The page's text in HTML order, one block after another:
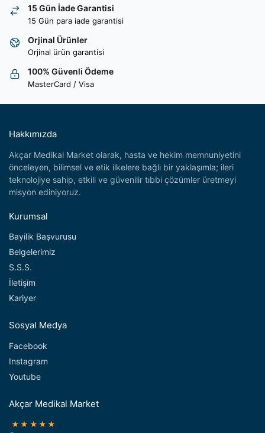
15 Gün İade Garantisi
15 Gün para iade garantisi
Orjinal Ürünler
Orjinal ürün garantisi
100% Güvenli Ödeme
MasterCard / Visa
Hakkımızda
Akçar Medikal Market olarak, hasta ve hekim memnuniyetini
önceleyen, bilimsel ve etik ilkelere bağlı bir yaklaşımla; ileri
teknolojiye sahip, etkili ve güvenilir tıbbi çözümler üretmeyi
misyon ediniyoruz.
Kurumsal
Bayilik Başvurusu
Belgelerimiz
S.S.S.
İletişim
Kariyer
Sosyal Medya
Facebook
Instagram
Youtube
Akçar Medikal Market
★★★★★